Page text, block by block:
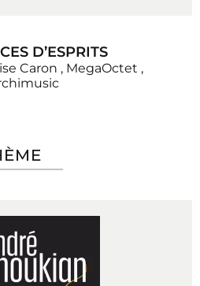
D’ESPRITS
Caron , MegaOctet ,